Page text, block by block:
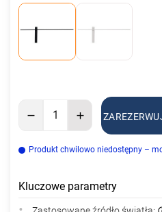
Produkt chwilowo niedostępny –
Kluczowe parametry